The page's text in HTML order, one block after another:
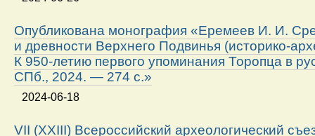
Опубликована монография «Еремеев И. И.
и древности Верхнего Подвинья (историко-
К 950-летию первого упоминания Торопца в
СПб., 2024. — 274 с.»
2024-06-18
VII (XXIII) Всероссийский археологический